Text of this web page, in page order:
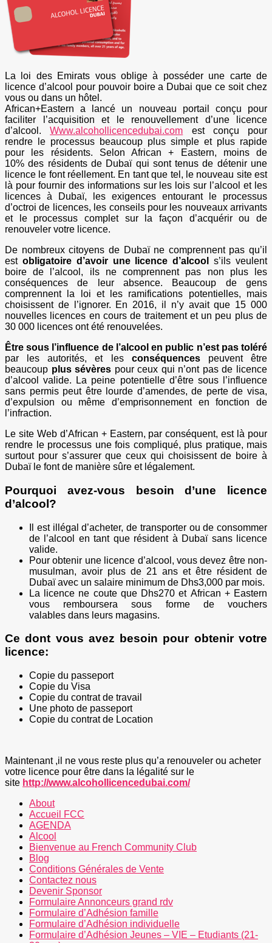
La loi des Emirats vous oblige à posséder une carte de
licence d’alcool pour pouvoir boire a Dubai que ce soit chez
vous ou dans un hôtel.
African+Eastern a lancé un nouveau portail conçu pour
faciliter l’acquisition et le renouvellement d’une licence
d’alcool.Www.alcohollicencedubai.com est conçu pour
rendre le processus beaucoup plus simple et plus rapide
pour les résidents. Selon African + Eastern, moins de
10% des résidents de Dubaï qui sont tenus de détenir une
licence le font réellement. En tant que tel, le nouveau site est
là pour fournir des informations sur les lois sur l’alcool et les
licences à Dubaï, les exigences entourant le processus
d’octroi de licences, les conseils pour les nouveaux arrivants
et le processus complet sur la façon d’acquérir ou de
renouveler votre licence.
De nombreux citoyens de Dubaï ne comprennent pas qu’il
est obligatoire d’avoir une licence d’alcool
s’ils veulent
boire de l’alcool, ils ne comprennent pas non plus les
conséquences de leur absence. Beaucoup de gens
comprennent la loi et les ramifications potentielles, mais
choisissent de l’ignorer. En 2016, il n’y avait que 15 000
nouvelles licences en cours de traitement et un peu plus de
30 000 licences ont été renouvelées.
Être sous l’influence de l’alcool en public n’est pas toléré
par les autorités, et les conséquencespeuvent être
beaucoup plus sévères pour ceux qui n’ont pas de licence
d’alcool valide. La peine potentielle d’être sous l’influence
sans permis peut être lourde d’amendes, de perte de visa,
d’expulsion ou même d’emprisonnement en fonction de
l’infraction.
Le site Web d’African + Eastern, par conséquent, est là pour
rendre le processus une fois compliqué, plus pratique, mais
surtout pour s’assurer que ceux qui choisissent de boire à
Dubaï le font de manière sûre et légalement.
Pourquoi avez-vous besoin d’une licence
d’alcool?
Il est illégal d’acheter, de transporter ou de consommer
de l’alcool en tant que résident à Dubaï sans licence
valide.
Pour obtenir une licence d’alcool, vous devez être non-
musulman, avoir plus de 21 ans et être résident de
Dubaï avec un salaire minimum de Dhs3,000 par mois.
La licence ne coute que Dhs270 et African + Eastern
vous remboursera sous forme de vouchers
valables dans leurs magasins.
Ce dont vous avez besoin pour obtenir votre
licence:
Copie du passeport
Copie du Visa
Copie du contrat de travail
Une photo de passeport
Copie du contrat de Location
Maintenant ,il ne vous reste plus qu’a renouveler ou acheter
votre licence pour être dans la légalité sur le
site http://www.alcohollicencedubai.com/
About
Accueil FCC
AGENDA
Alcool
Bienvenue au French Community Club
Blog
Conditions Générales de Vente
Contactez nous
Devenir Sponsor
Formulaire Annonceurs grand rdv
Formulaire d’Adhésion famille
Formulaire d’Adhésion individuelle
Formulaire d’Adhésion Jeunes – VIE – Etudiants (21-